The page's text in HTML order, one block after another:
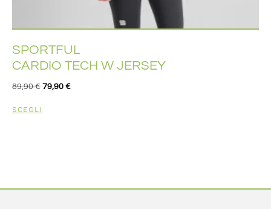
SPORTFUL
CARDIO TECH W JERSEY
89,90€ 79,90 €
SCEGLI